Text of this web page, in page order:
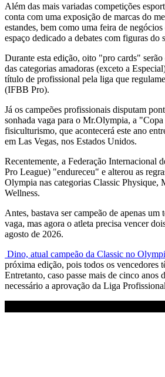
Além das mais variadas competições
conta com uma exposição de marcas do
estandes, bem como uma feira de
espaço dedicado a debates com figuras do
Durante esta edição, oito "pro cards" serão
das categorias amadoras (exceto a
título de profissional pela liga que
(IFBB Pro).
Já os campeões profissionais disputam
sonhada vaga para o Mr.Olympia, a
fisiculturismo, que acontecerá este ano
em Las Vegas, nos Estados Unidos.
Recentemente, a Federação Internacional
Pro League) "endureceu" e alterou as
Olympia nas categorias Classic Physique,
Wellness.
Antes, bastava ser campeão de apenas um
vaga, mas agora o atleta precisa vencer
agosto de 2026.
Dino, atual campeão da Classic no
próxima edição, pois todos os vencedores
Entretanto, caso passe mais de cinco anos
necessário a aprovação da Liga